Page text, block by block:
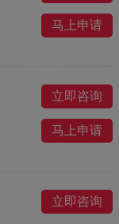
马上申请
立即咨询
马上申请
立即咨询